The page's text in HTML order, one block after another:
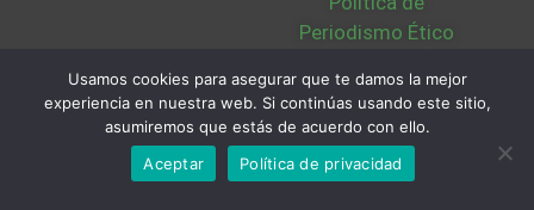
Periodismo Ético
Bases Legales |
Partners | Sobre
Nosotros
Usamos cookies para asegurar que te damos la mejor
experiencia en nuestra web. Si continúas usando este sitio,
asumiremos que estás de acuerdo con ello.
Aceptar
Política de privacidad